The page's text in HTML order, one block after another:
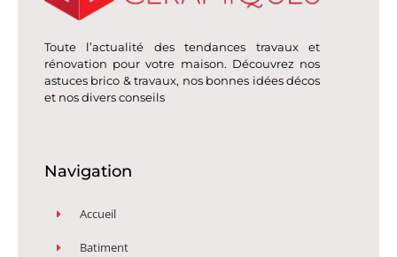
Toute l’actualité des tendances travaux et
rénovation pour votre maison. Découvrez nos
astuces brico & travaux, nos bonnes idées décos
et nos divers conseils
Navigation
Accueil
Batiment